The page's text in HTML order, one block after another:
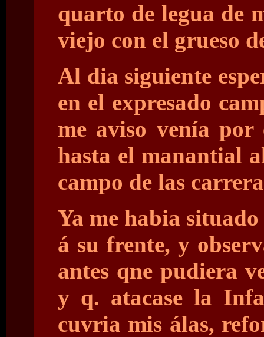
quarto de legua de
viejo con el grueso
Al dia siguiente
en el expresado
me aviso venía por
hasta el manantial
campo de las
Ya me habia
á su frente, y
antes qne pudiera
y q. atacase la
cuvria mis álas,